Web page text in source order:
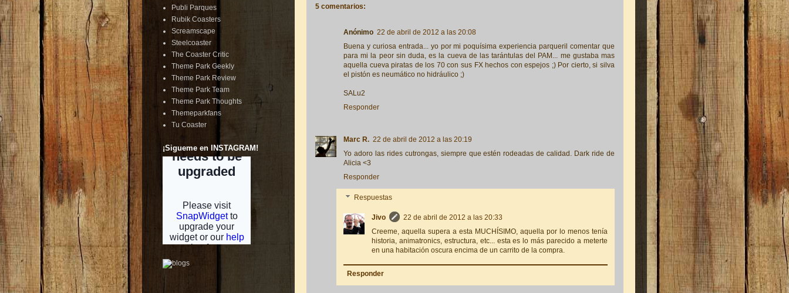
5 comentarios:
Anónimo 22 de abril de 2012 a las 20:08
Buena y curiosa entrada... yo por mi poquísima experiencia parqueril comentar que
para mi la peor sin duda, es la cueva de las tarántulas del PAM... me gustaba mas
aquella cueva piratas de los 70 con sus FX hechos con espejos ;) Por cierto, si silva
el pistón es neumático no hidráulico ;)
SALu2
Responder
Marc R. 22 de abril de 2012 a las 20:19
Yo adoro las rides cutrongas, siempre que estén rodeadas de calidad. Dark ride de
Alicia <3
Responder
Respuestas
Jivo
22 de abril de 2012 a las 20:33
Creeme, aquella supera a esta MUCHÍSIMO, aquella por lo menos tenía
historia, animatronics, estructura, etc... esta es lo más parecido a meterte
en una habitación oscura encima de un carrito de la compra.
Responder
Publi Parques
Rubik Coasters
Screamscape
Steelcoaster
The Coaster Critic
Theme Park Geekly
Theme Park Review
Theme Park Team
Theme Park Thoughts
Themeparkfans
Tu Coaster
¡Sigueme en INSTAGRAM!